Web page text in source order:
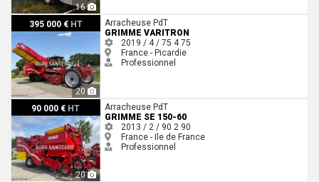
16
395 000 € HT
20
Grimme VARITRON
Arracheuse PdT
GRIMME VARITRON
2019 / 4 / 75 475
France - Picardie
Professionnel
90 000 € HT
20
Grimme SE 150-60
Arracheuse PdT
GRIMME SE 150-60
2013 / 2 / 90 2 90
France - Ile de France
Professionnel